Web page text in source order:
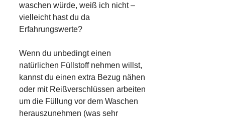
waschen würde, weiß ich nicht –
vielleicht hast du da
Erfahrungswerte?
Wenn du unbedingt einen
natürlichen Füllstoff nehmen willst,
kannst du einen extra Bezug nähen
oder mit Reißverschlüssen arbeiten
um die Füllung vor dem Waschen
herauszunehmen (was sehr